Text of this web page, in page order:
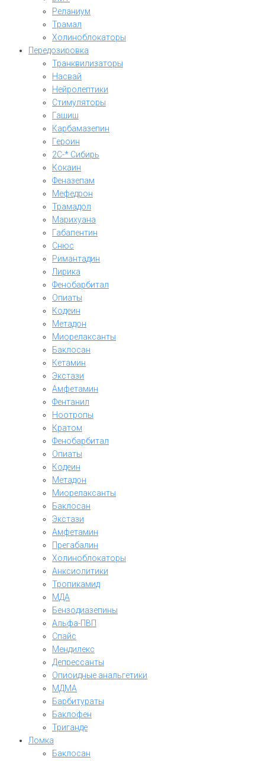
Реланиум
Трамал
Холиноблокаторы
Передозировка
Транквилизаторы
Насвай
Нейролептики
Стимуляторы
Гашиш
Карбамазепин
Героин
2C-* Сибирь
Кокаин
Феназепам
Мефедрон
Трамадол
Марихуана
Габапентин
Снюс
Римантадин
Лирика
Фенобарбитал
Опиаты
Кодеин
Метадон
Миорелаксанты
Баклосан
Кетамин
Экстази
Амфетамин
Фентанил
Ноотропы
Кратом
Фенобарбитал
Опиаты
Кодеин
Метадон
Миорелаксанты
Баклосан
Экстази
Амфетамин
Прегабалин
Холиноблокаторы
Анксиолитики
Тропикамид
МДА
Бензодиазепины
Альфа-ПВП
Спайс
Мендилекс
Депрессанты
Опиоидные анальгетики
МДМА
Барбитураты
Баклофен
Триганде
Ломка
Баклосан